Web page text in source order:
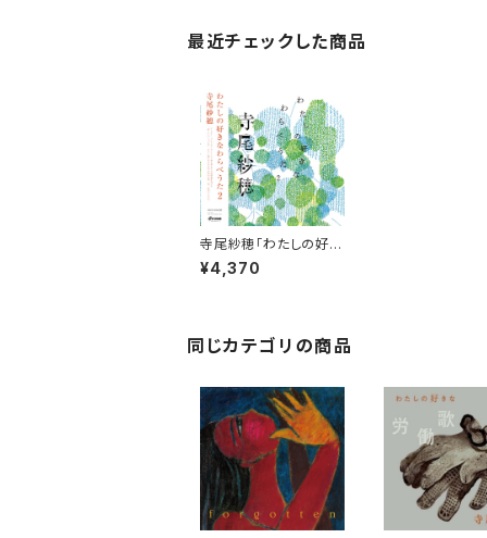
最近チェックした商品
寺尾紗穂「わたしの好き
なわらべうた２」 (レコ
ード）完全限定生産【L
¥4,370
同じカテゴリの商品